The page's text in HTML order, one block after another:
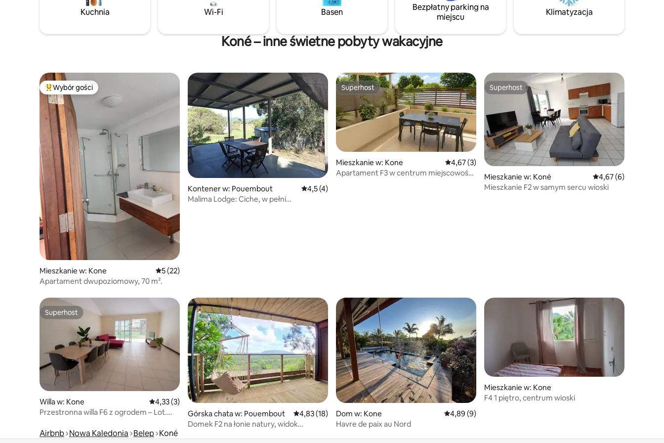
Kuchnia Wi-Fi Basen
Bezpłatny parking na
miejscu
Klimatyzacja
Koné – inne świetne pobyty wakacyjne
Najpopularniejsze z kategorii Wybór gości
Wybór gości
Mieszkanie w: Kone Średnia ocena: 5 na 5, liczba recenzji: 22
5 (22)
Apartament dwupoziomowy, 70 m².
Kontener w: Pouembout Średnia ocena: 4,5 na 5, liczba recenzji: 4
4,5 (4)
Malima Lodge: Ciche, w pełni
Superhost
Superhost
Mieszkanie w: Kone Średnia ocena: 4,67 na 5, liczba recenzji: 3
4,67 (3)
Apartament F3 w centrum miejscowości
Superhost
Superhost
Mieszkanie w: Koné Średnia ocena: 4,67
4,67 (6)
Mieszkanie F2 w samym sercu wioski
Superhost
Superhost
Willa w: Kone Średnia ocena: 4,33 na 5, liczba recenzji: 3
4,33 (3)
Przestronna willa F6 z ogrodem – Lot.
Górska chata w: Pouembout Średnia ocena: 4,83 na 5, liczba recenzji: 18
4,83 (18)
Domek F2 na łonie natury, widok
Dom w: Kone Średnia ocena: 4,89 na 5, liczba recenzji: 9
4,89 (9)
Havre de paix au Nord
Mieszkanie w: Kone
F4 1 piętro, centrum wioski
Airbnb Nowa Kaledonia Belep Koné